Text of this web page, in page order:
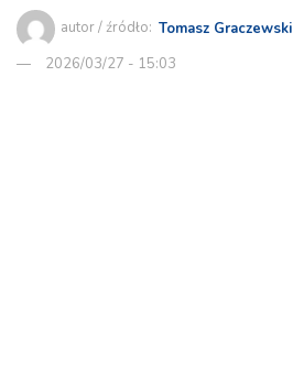
autor / źródło: Tomasz Graczewski
2026/03/27 - 15:03